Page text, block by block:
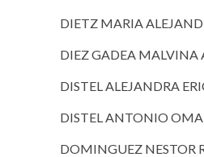
DIETZ MARIA
DIEZ GADEA MALVINA
DISTEL ALEJANDRA
DISTEL ANTONIO
DOMINGUEZ NESTOR